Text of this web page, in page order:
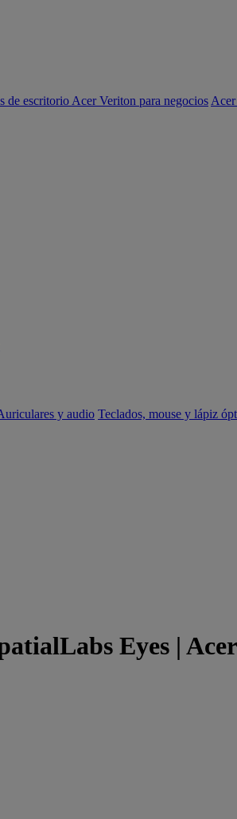
de escritorio Acer Veriton para negocios
y audio Teclados, mouse y lápiz
Eyes |